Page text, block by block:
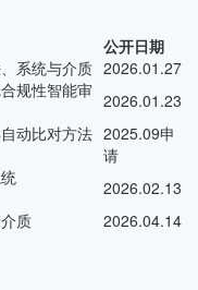
公开日期
系统与介质 2026.01.27
规性智能审 2026.01.23
动比对方法 2025.09申
请
2026.02.13
质
2026.04.14